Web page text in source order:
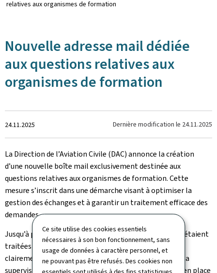
Ce site utilise des cookies essentiels
nécessaires à son bon fonctionnement, sans
usage de données à caractère personnel, et
ne pouvant pas être refusés. Des cookies non
relatives aux organismes de formation
Nouvelle adresse mail dédiée
aux questions relatives aux
organismes de formation
Crée
le
24.11.2025 Dernière modification le 24.11.2025
La Direction de l’Aviation Civile (DAC) annonce la création
d’une nouvelle boîte mail exclusivement destinée aux
questions relatives aux organismes de formation. Cette
mesure s’inscrit dans une démarche visant à optimiser la
gestion des échanges et à garantir un traitement efficace des
demandes.
Jusqu’à présent, les questions concernant les licences étaient
traitées via l’adresse lic@av.etat.lu . Afin de distinguer
clairement ces demandes des communications liées à la
supervision des organismes de formation, la DAC met en place